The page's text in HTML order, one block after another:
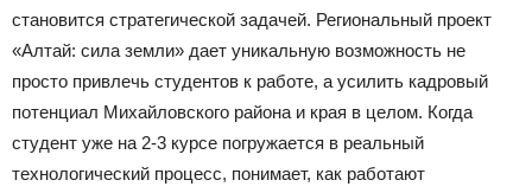
становится стратегической задачей. Региональный проект
«Алтай: сила земли» дает уникальную возможность не
просто привлечь студентов к работе, а усилить кадровый
потенциал Михайловского района и края в целом. Когда
студент уже на 2-3 курсе погружается в реальный
технологический процесс, понимает, как работают